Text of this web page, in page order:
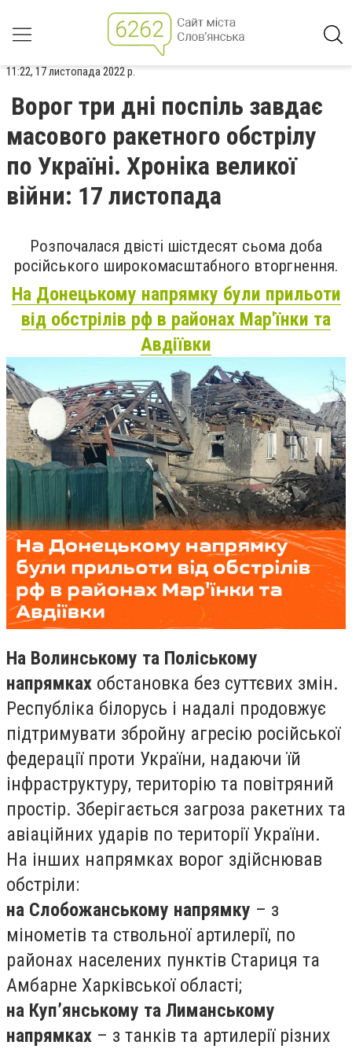
11:22, 17 листопада 2022 р.
Ворог три дні поспіль завдає
масового ракетного обстрілу
по Україні. Хроніка великої
війни: 17 листопада
Розпочалася двісті шістдесят сьома доба
російського широкомасштабного вторгнення.
На Донецькому напрямку були прильоти
від обстрілів рф в районах Мар'їнки та
Авдіївки
На Волинському та Поліському
напрямках обстановка без суттєвих змін.
Республіка білорусь і надалі продовжує
підтримувати збройну агресію російської
федерації проти України, надаючи їй
інфраструктуру, територію та повітряний
простір. Зберігається загроза ракетних та
авіаційних ударів по території України.
На інших напрямках ворог здійснював
обстріли:
на Слобожанському напрямку – з
мінометів та ствольної артилерії, по
районах населених пунктів Стариця та
Амбарне Харківської області;
на Куп’янському та Лиманському
напрямках – з танків та артилерії різних